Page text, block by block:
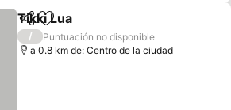
CompartirAgregar a favoritos
Tikki Lua
/
Puntuación no disponible
a 0.8 km de: Centro de la ciudad